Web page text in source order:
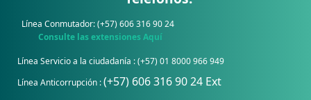
Línea Conmutador: (+57) 606 316 90 24
Consulte las extensiones Aquí
Línea Servicio a la ciudadanía : (+57) 01 8000 966 949
Línea Anticorrupción :(+57) 606 316 90 24 Ext